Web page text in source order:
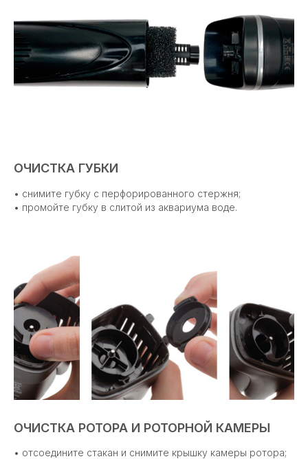
ОЧИСТКА ГУБКИ
• снимите губку с перфорированного стержня;
• промойте губку в слитой из аквариума воде.
ОЧИСТКА РОТОРА И РОТОРНОЙ КАМЕРЫ
• отсоедините стакан и снимите крышку камеры ротора;